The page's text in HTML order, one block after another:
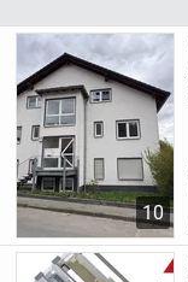
10